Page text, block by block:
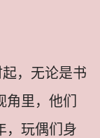
，无论是书
里，他们
，玩偶们身